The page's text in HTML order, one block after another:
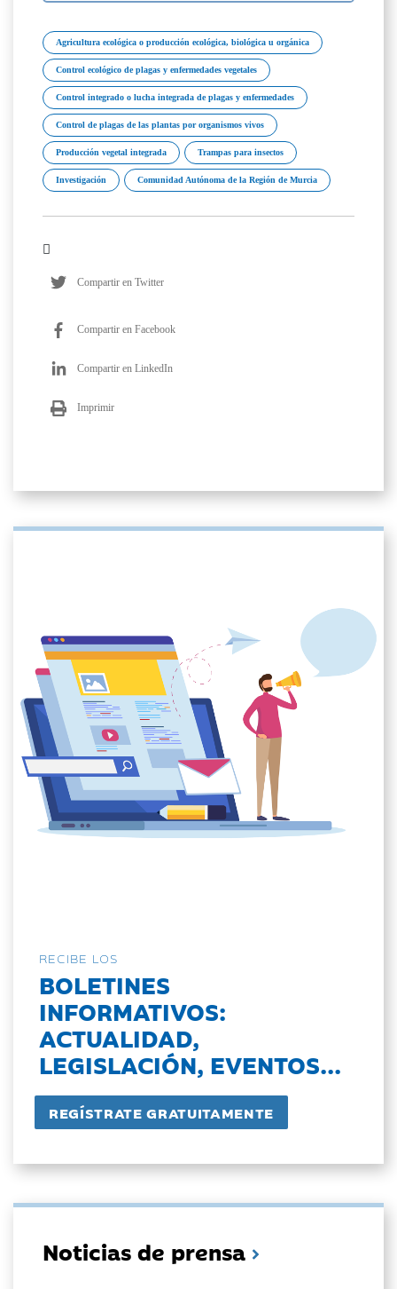
Agricultura ecológica o producción ecológica, biológica u orgánica
Control ecológico de plagas y enfermedades vegetales
Control integrado o lucha integrada de plagas y enfermedades
Control de plagas de las plantas por organismos vivos
Producción vegetal integrada Trampas para insectos
Investigación Comunidad Autónoma de la Región de Murcia
Compartir en Twitter
Compartir en Facebook
Compartir en LinkedIn
Imprimir
RECIBE LOS
BOLETINES
INFORMATIVOS:
ACTUALIDAD,
LEGISLACIÓN, EVENTOS...
Noticias de prensa